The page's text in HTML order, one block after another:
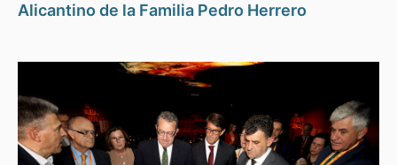
Alicantino de la Familia Pedro Herrero